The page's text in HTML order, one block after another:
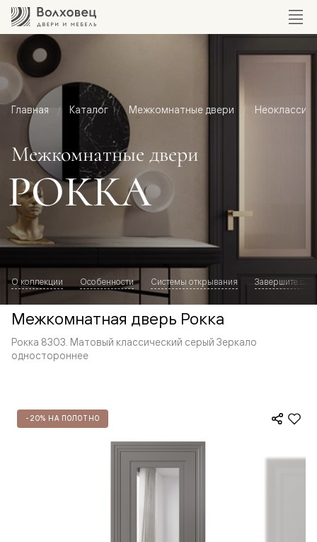
Главная Каталог Межкомнатные двери Неоклассика
Межкомнатные двери
РОККА
О коллекции Особенности Системы открывания Завершите
Межкомнатная дверь Рокка
Рокка 8303. Матовый классический серый Зеркало
одностороннее
-20% НА ПОЛОТНО